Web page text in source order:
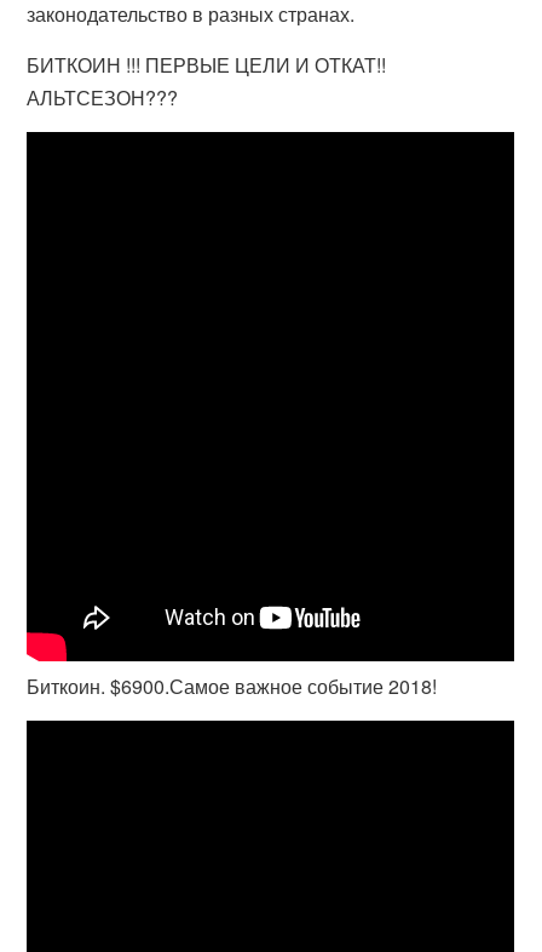
законодательство в разных странах.
БИТКОИН !!! ПЕРВЫЕ ЦЕЛИ И ОТКАТ!!
АЛЬТСЕЗОН???
Биткоин. $6900.Самое важное событие 2018!